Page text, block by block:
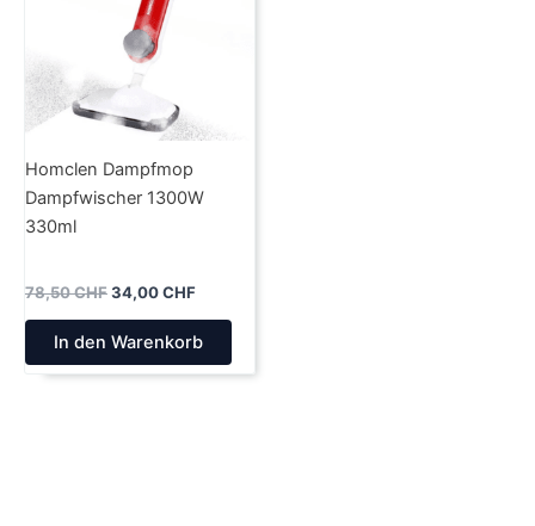
Homclen Dampfmop
Dampfwischer 1300W
330ml
78,50CHFUrsprünglicher
war:
78,50 CHF
34,00CHFAktueller
ist:
34,00 CHF.
In den Warenkorb